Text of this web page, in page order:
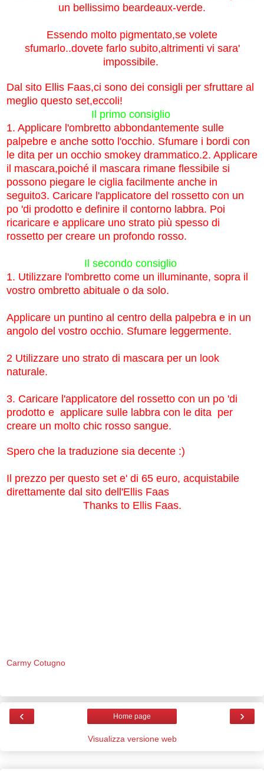
un bellissimo beardeaux-verde.
Essendo molto pigmentato,se volete
sfumarlo..dovete farlo subito,altrimenti vi sara'
impossibile.
Dal sito Ellis Faas,ci sono dei consigli per sfruttare al
meglio questo set,eccoli!
Il primo consiglio
1. Applicare l'ombretto abbondantemente sulle
palpebre e anche sotto l'occhio. Sfumare i bordi con
le dita per un occhio smokey drammatico.2. Applicare
il mascara,poiché il mascara rimane flessibile si
possono piegare le ciglia facilmente anche in
seguito3. Caricare l'applicatore del rossetto con un
po 'di prodotto e definire il contorno labbra. Poi
ricaricare e applicare uno strato più spesso di
rossetto per creare un profondo rosso.
Il secondo consiglio
1. Utilizzare l'ombretto come un illuminante, sopra il
vostro ombretto abituale o da solo.
Applicare un puntino al centro della palpebra e in un
angolo del vostro occhio. Sfumare leggermente.
2 Utilizzare uno strato di mascara per un look
naturale.
3. Caricare l'applicatore del rossetto con un po 'di
prodotto e applicare sulle labbra con le dita per
creare un molto chic rosso sangue.
Spero che la traduzione sia decente :)
Il prezzo per questo set e' di 65 euro, acquistabile
direttamente dal sito dell'Ellis Faas
Thanks to Ellis Faas.
Carmy Cotugno
‹ ›
Home page
Visualizza versione web